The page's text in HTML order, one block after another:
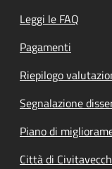
Leggi le FAQ
Pagamenti
Riepilogo
Segnalazione
Piano di
Città di